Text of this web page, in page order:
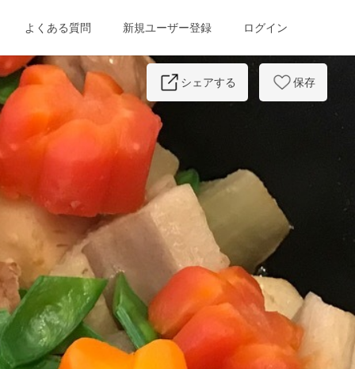
よくある質問 新規ユーザー登録 ログイン
Next
シェアする 保存